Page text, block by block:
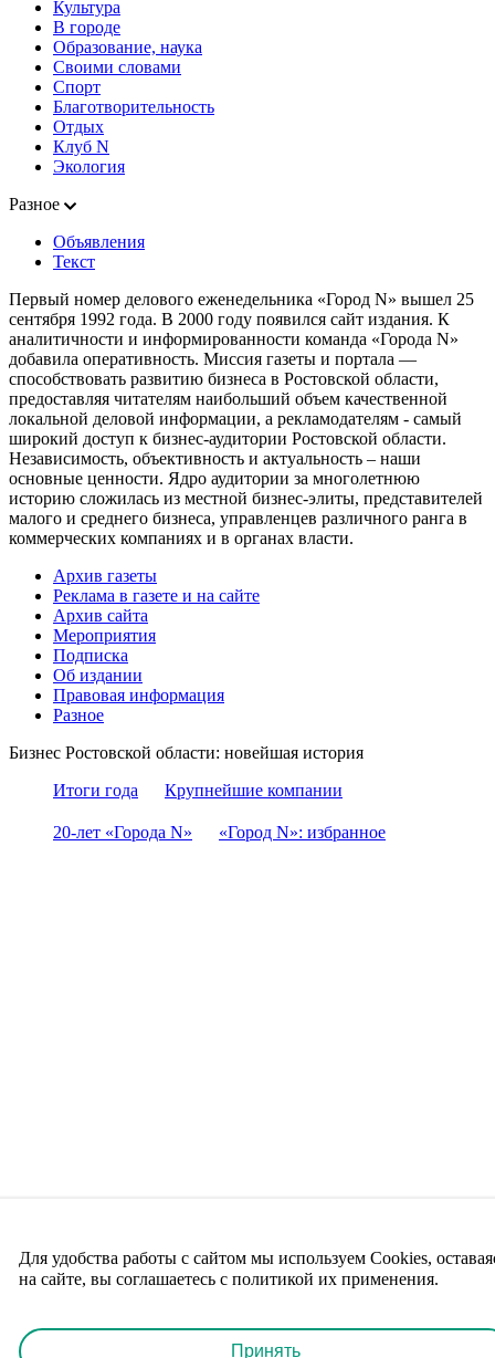
Культура
В городе
Образование, наука
Своими словами
Спорт
Благотворительность
Отдых
Клуб N
Экология
Разное
Объявления
Текст
Первый номер делового еженедельника «Город N» вышел 25
сентября 1992 года. В 2000 году появился сайт издания. К
аналитичности и информированности команда «Города N»
добавила оперативность. Миссия газеты и портала —
способствовать развитию бизнеса в Ростовской области,
предоставляя читателям наибольший объем качественной
локальной деловой информации, а рекламодателям - самый
широкий доступ к бизнес-аудитории Ростовской области.
Независимость, объективность и актуальность – наши
основные ценности. Ядро аудитории за многолетнюю
историю сложилась из местной бизнес-элиты, представителей
малого и среднего бизнеса, управленцев различного ранга в
коммерческих компаниях и в органах власти.
Архив газеты
Реклама в газете и на сайте
Архив сайта
Мероприятия
Подписка
Об издании
Правовая информация
Разное
Бизнес Ростовской области: новейшая история
Итоги года
Крупнейшие компании
20-лет «Города N» «Город N»: избранное
Для удобства работы с сайтом мы используем Cookies,
на сайте, вы соглашаетесь с политикой их применения.
Принять